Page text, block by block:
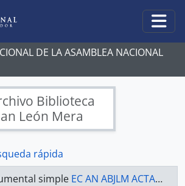
DE LA ASAMBLEA NACIONAL
Biblioteca
León Mera
rápida
simple EC AN ABJLM ACTAS CÁMARA DEL SENADO 1951 - CÁMARA DEL SENADO 1951